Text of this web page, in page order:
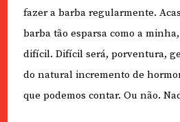
fazer a barba regularmente.
barba tão esparsa como a
difícil. Difícil será, porventura,
do natural incremento de
que podemos contar. Ou não.